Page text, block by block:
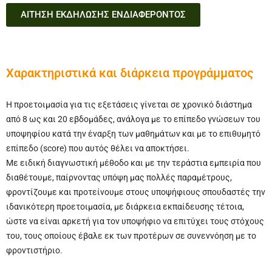
ΑΙΤΗΣΗ ΕΚΔΗΛΩΣΗΣ ΕΝΔΙΑΦΕΡΟΝΤΟΣ
Χαρακτηριστικά και διάρκεια προγράμματος
Η προετοιμασία για τις εξετάσεις γίνεται σε χρονικό διάστημα
από 8 ως και 20 εβδομάδες, ανάλογα με το επίπεδο γνώσεων του
υποψηφίου κατά την έναρξη των μαθημάτων και με το επιθυμητό
επίπεδο (score) που αυτός θέλει να αποκτήσει.
Με ειδική διαγνωστική μέθοδο και με την τεράστια εμπειρία που
διαθέτουμε, παίρνοντας υπόψη μας πολλές παραμέτρους,
φροντίζουμε και προτείνουμε στους υποψήφιους σπουδαστές την
ιδανικότερη προετοιμασία, με διάρκεια εκπαίδευσης τέτοια,
ώστε να είναι αρκετή για τον υποψήφιο να επιτύχει τους στόχους
του, τους οποίους έβαλε εκ των προτέρων σε συνεννόηση με το
φροντιστήριο.